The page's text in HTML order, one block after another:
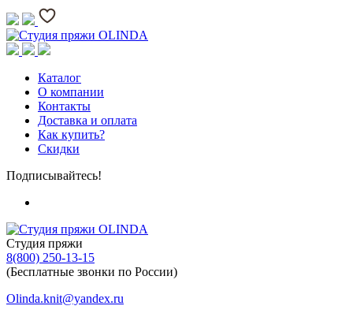
Каталог
О компании
Контакты
Доставка и оплата
Как купить?
Скидки
Подписывайтесь!
Студия пряжи
8(800) 250-13-15
(Бесплатные звонки по России)
Olinda.knit@yandex.ru